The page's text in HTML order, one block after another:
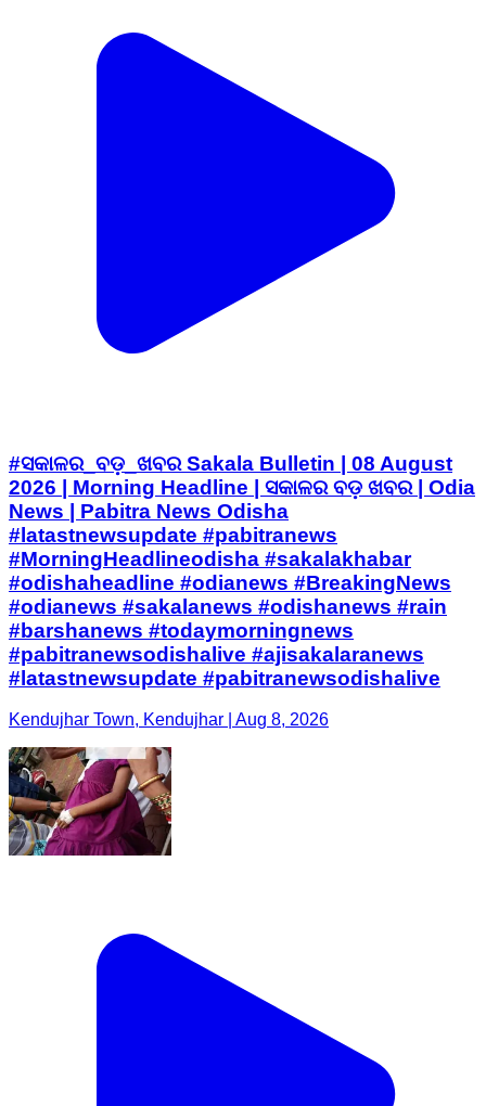
#ସକାଳର_ବଡ଼_ଖବର Sakala Bulletin | 08 August
2026 | Morning Headline | ସକାଳର ବଡ଼ ଖବର | Odia
News | Pabitra News Odisha
#latastnewsupdate #pabitranews
#MorningHeadlineodisha #sakalakhabar
#odishaheadline #odianews #BreakingNews
#odianews #sakalanews #odishanews #rain
#barshanews #todaymorningnews
#pabitranewsodishalive #ajisakalaranews
#latastnewsupdate #pabitranewsodishalive
Kendujhar Town, Kendujhar | Aug 8, 2026